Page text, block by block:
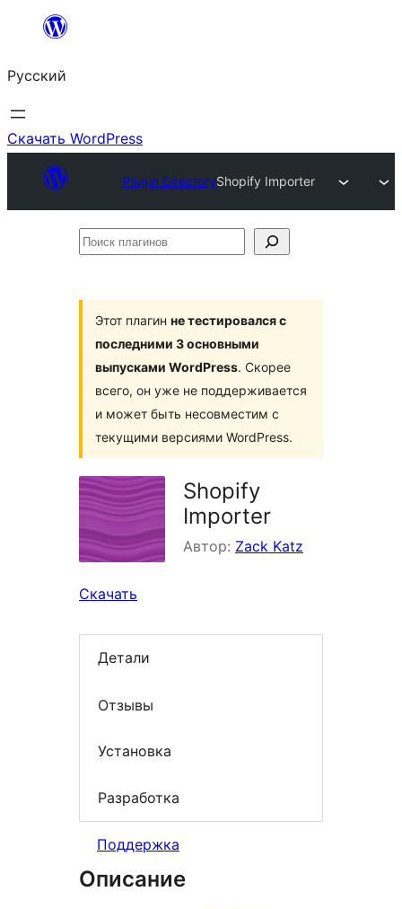
Перейти
содержимому
Русский
Скачать WordPress
Plugin DirectoryShopify Importer
Поиск
Этот плагин не тестировался с
последними 3 основными
выпусками WordPress. Скорее
всего, он уже не поддерживается
и может быть несовместим с
текущими версиями WordPress.
Shopify
Importer
Автор: Zack Katz
Скачать
Детали
Отзывы
Установка
Разработка
Поддержка
Описание